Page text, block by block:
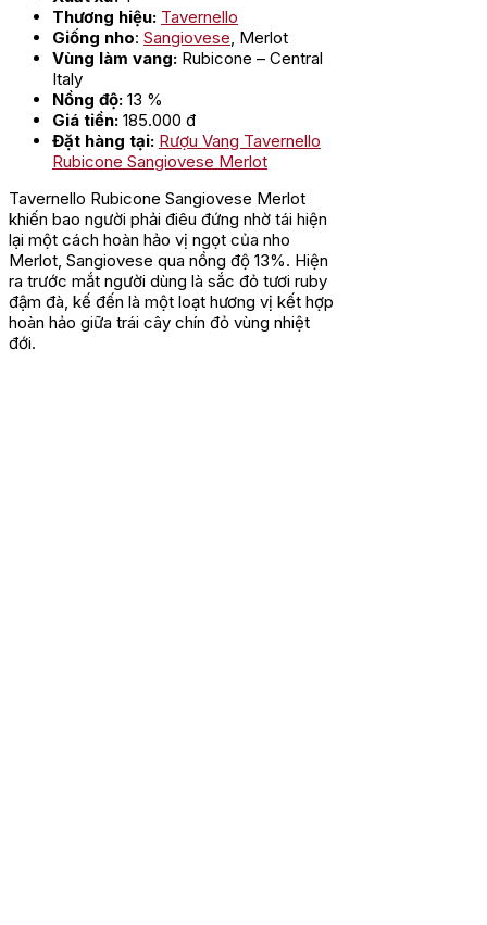
Thương hiệu: Tavernello
Giống nho: Sangiovese , Merlot
Vùng làm vang: Rubicone – Central
Italy
Nồng độ: 13 %
Giá tiền: 185.000 đ
Đặt hàng tại: Rượu Vang Tavernello
Rubicone Sangiovese Merlot
Tavernello Rubicone Sangiovese Merlot
khiến bao người phải điêu đứng nhờ tái hiện
lại một cách hoàn hảo vị ngọt của nho
Merlot, Sangiovese qua nồng độ 13%. Hiện
ra trước mắt người dùng là sắc đỏ tươi ruby
đậm đà, kế đến là một loạt hương vị kết hợp
hoàn hảo giữa trái cây chín đỏ vùng nhiệt
đới.